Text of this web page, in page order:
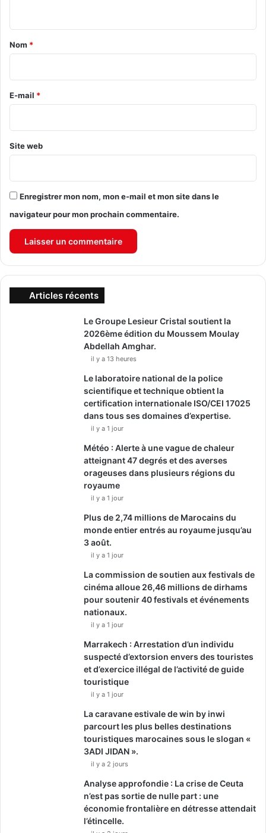
a
r
e
Nom *
E-mail *
Site web
Enregistrer mon nom, mon e-mail et mon site dans le
navigateur pour mon prochain commentaire.
Articles récents
Le Groupe Lesieur Cristal soutient la
2026ème édition du Moussem Moulay
Abdellah Amghar.
il y a 13 heures
Le laboratoire national de la police
scientifique et technique obtient la
certification internationale ISO/CEI 17025
dans tous ses domaines d’expertise.
il y a 1 jour
Météo : Alerte à une vague de chaleur
atteignant 47 degrés et des averses
orageuses dans plusieurs régions du
royaume
il y a 1 jour
Plus de 2,74 millions de Marocains du
monde entier entrés au royaume jusqu’au
3 août.
il y a 1 jour
La commission de soutien aux festivals de
cinéma alloue 26,46 millions de dirhams
pour soutenir 40 festivals et événements
nationaux.
il y a 1 jour
Marrakech : Arrestation d’un individu
suspecté d’extorsion envers des touristes
et d’exercice illégal de l’activité de guide
touristique
il y a 1 jour
La caravane estivale de win by inwi
parcourt les plus belles destinations
touristiques marocaines sous le slogan «
3ADI JIDAN ».
il y a 2 jours
Analyse approfondie : La crise de Ceuta
n’est pas sortie de nulle part : une
économie frontalière en détresse attendait
l’étincelle.